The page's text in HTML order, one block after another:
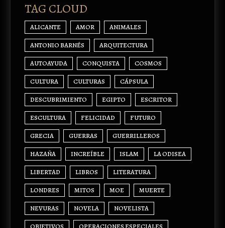
TAG CLOUD
ALICANTE AMOR ANIMALES
ANTONIO BARNÉS ARQUITECTURA
AUTOAYUDA CONQUISTA COSMOS
CULTURA CULTURAS CÁPSULA
DESCUBRIMIENTO EGIPTO ESCRITOR
ESCULTURA FELICIDAD FUTURO
GRECIA GUERRAS GUERRILLEROS
HAZAÑA INCREÍBLE ISLAM LA ODISEA
LIBERTAD LIBROS LITERATURA
LONDRES MITOS MOE MUERTE
NEVURAS NOVELA NOVELISTA